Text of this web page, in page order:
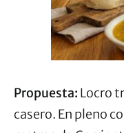
Propuesta: Locro
casero. En pleno